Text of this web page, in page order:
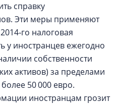
справку
Эти меры применяют
налоговая
у иностранцев ежегодно
собственности
активов) за пределами
50 000 евро.
иностранцам грозит